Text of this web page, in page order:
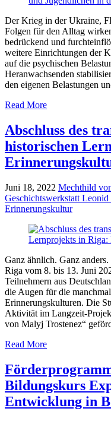
Der Krieg in der Ukraine,
Folgen für den Alltag
bedrückend und
weitere Einrichtungen der
auf die psychischen
Heranwachsenden
den eigenen Belastungen
Read More
Abschluss des
historischen
Juni 18, 2022 Mechthild
Geschichtswerkstatt
Erinnerungskultur
Ganz ähnlich. Ganz
Riga vom 8. bis 13. Juni
Teilnehmern aus
die Augen für die
Erinnerungskulturen. Die
Aktivität im Langzeit-
von Malyj Trostenez“
Read More
Bildungskurs
Entwicklung in